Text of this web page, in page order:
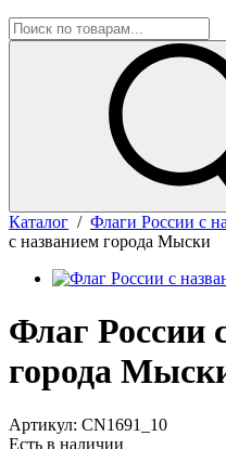
Каталог / Флаги России с
с названием города Мыски
Флаг России
города
Артикул: CN1691_10
Есть в наличии